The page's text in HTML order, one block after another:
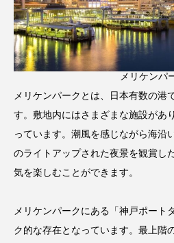
メリケンパ
メリケンパークとは、日本有数の港
す。敷地内にはさまざまな施設があ
っています。潮風を感じながら海沿
のライトアップされた夜景を観賞し
気を楽しむことができます。
メリケンパークにある「神戸ポート
ク的な存在となっています。最上階